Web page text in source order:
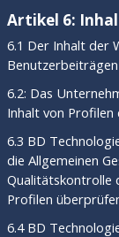
Artikel 6:
6.1 Der Inhalt der
6.2: Das
Inhalt von
6.3 BD
die Allgemeinen
Qualitätskontrolle
Profilen
6.4 BD